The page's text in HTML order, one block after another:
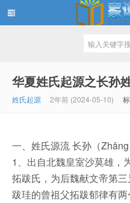
华夏姓氏起源之长孙
姓氏起源 2年前 (2024-05-10)
一、姓氏源流 长孙（
1、出自北魏皇室沙莫雄，
拓跋氏，为后魏献文帝第
跋珪的曾祖父拓跋郁律有